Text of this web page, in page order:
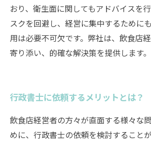
おり、衛生面に関してもアドバイスを
スクを回避し、経営に集中するために
用は必要不可欠です。弊社は、飲食店
寄り添い、的確な解決策を提供します。
行政書士に依頼するメリットとは？
飲食店経営者の方々が直面する様々な
めに、行政書士の依頼を検討すること